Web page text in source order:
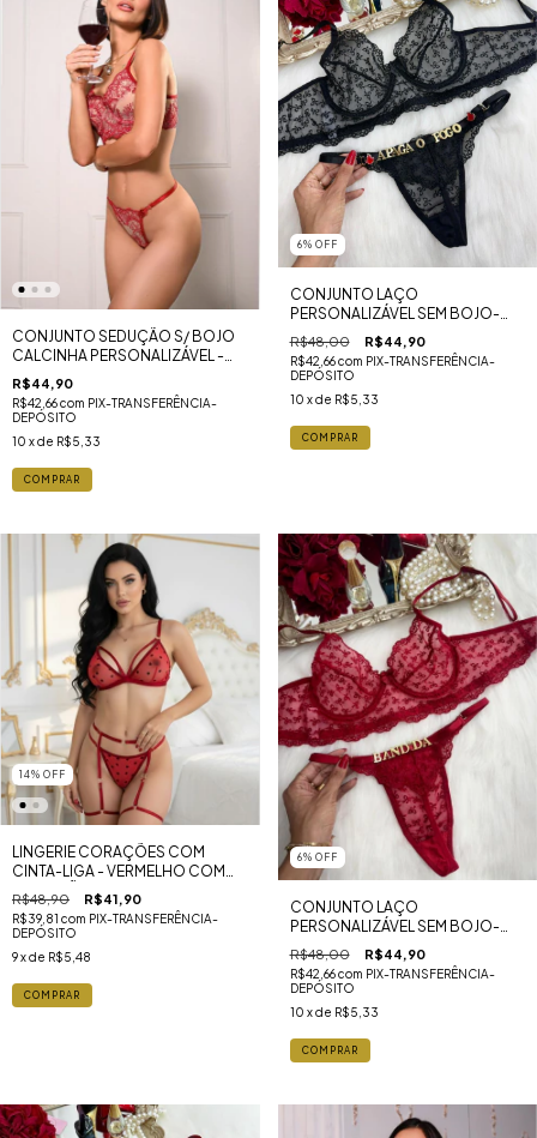
CONJUNTO SEDUÇÃO S/ BOJO
CALCINHA PERSONALIZÁVEL -
VERMELHO COM NUDE
R$44,90
R$42,66com PIX-TRANSFERÊNCIA-
DEPÓSITO
10 x de R$5,33
COMPRAR
6% OFF
CONJUNTO LAÇO
PERSONALIZÁVEL SEM BOJO-
PRETO
R$48,00 R$44,90
R$42,66com PIX-TRANSFERÊNCIA-
DEPÓSITO
10 x de R$5,33
COMPRAR
14% OFF
LINGERIE CORAÇÕES COM
CINTA-LIGA - VERMELHO COM
CORAÇÃO PRETO
R$48,90 R$41,90
R$39,81 com PIX-TRANSFERÊNCIA-
DEPÓSITO
9x de R$5,48
COMPRAR
6% OFF
CONJUNTO LAÇO
PERSONALIZÁVEL SEM BOJO-
VERMELHO
R$48,00 R$44,90
R$42,66com PIX-TRANSFERÊNCIA-
DEPÓSITO
10 x de R$5,33
COMPRAR